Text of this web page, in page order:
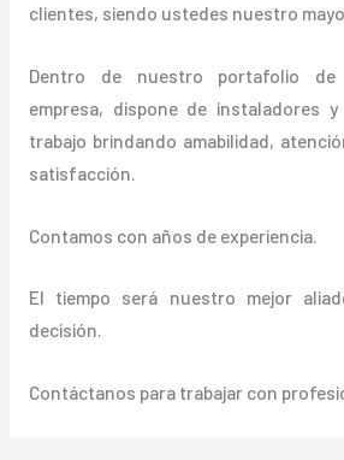
clientes, siendo ustedes nuestro
Dentro de nuestro portafolio de
empresa, dispone de instaladores
trabajo brindando amabilidad,
satisfacción.
Contamos con años de experiencia.
El tiempo será nuestro mejor
decisión.
Contáctanos para trabajar con